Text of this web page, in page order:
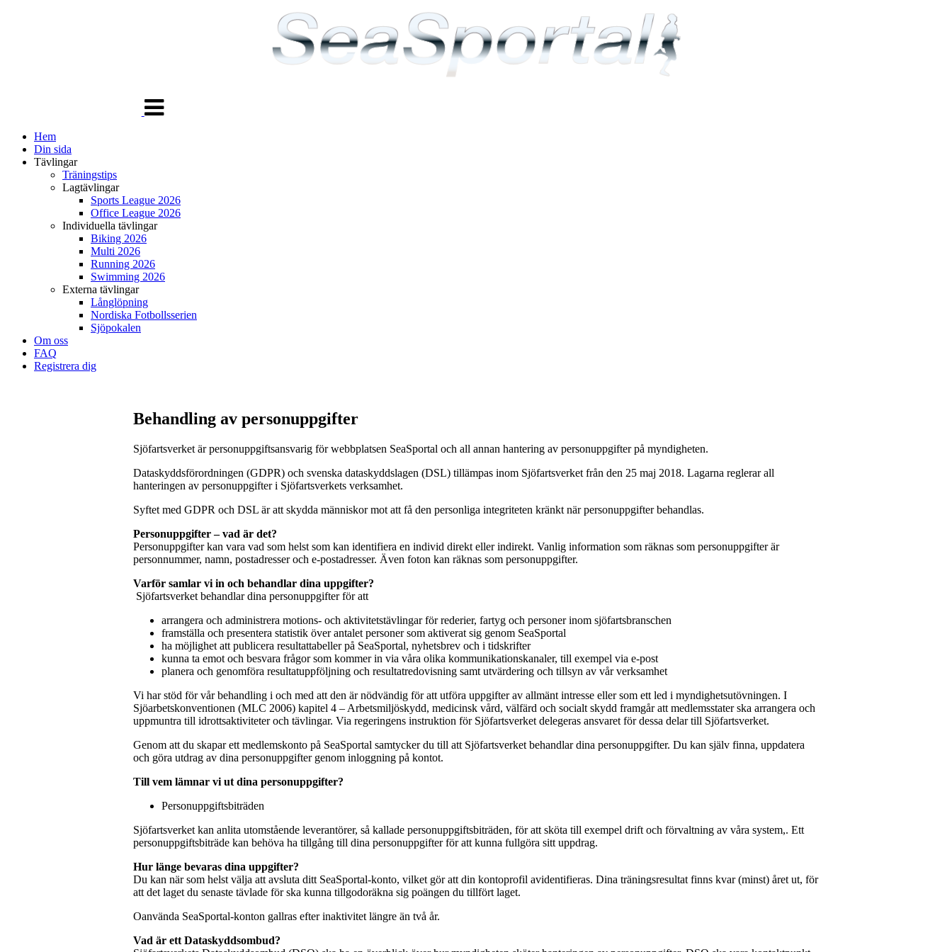
navigering
Hem
Din sida
Tävlingar
Träningstips
Lagtävlingar
Sports League 2026
Office League 2026
Individuella tävlingar
Biking 2026
Multi 2026
Running 2026
Swimming 2026
Externa tävlingar
Långlöpning
Nordiska Fotbollsserien
Sjöpokalen
Om oss
FAQ
Registrera dig
Behandling av personuppgifter
Sjöfartsverket är personuppgiftsansvarig för webbplatsen SeaSportal och all annan hantering av personuppgifter på myndigheten.
Dataskyddsförordningen (GDPR) och svenska dataskyddslagen (DSL) tillämpas inom Sjöfartsverket från den 25 maj 2018. Lagarna reglerar all
hanteringen av personuppgifter i Sjöfartsverkets verksamhet.
Syftet med GDPR och DSL är att skydda människor mot att få den personliga integriteten kränkt när personuppgifter behandlas.
Personuppgifter – vad är det?
Personuppgifter kan vara vad som helst som kan identifiera en individ direkt eller indirekt. Vanlig information som räknas som personuppgifter är
personnummer, namn, postadresser och e-postadresser. Även foton kan räknas som personuppgifter.
Varför samlar vi in och behandlar dina uppgifter?
Sjöfartsverket behandlar dina personuppgifter för att
arrangera och administrera motions- och aktivitetstävlingar för rederier, fartyg och personer inom sjöfartsbranschen
framställa och presentera statistik över antalet personer som aktiverat sig genom SeaSportal
ha möjlighet att publicera resultattabeller på SeaSportal, nyhetsbrev och i tidskrifter
kunna ta emot och besvara frågor som kommer in via våra olika kommunikationskanaler, till exempel via e-post
planera och genomföra resultatuppföljning och resultatredovisning samt utvärdering och tillsyn av vår verksamhet
Vi har stöd för vår behandling i och med att den är nödvändig för att utföra uppgifter av allmänt intresse eller som ett led i myndighetsutövningen. I
Sjöarbetskonventionen (MLC 2006) kapitel 4 – Arbetsmiljöskydd, medicinsk vård, välfärd och socialt skydd framgår att medlemsstater ska arrangera och
uppmuntra till idrottsaktiviteter och tävlingar. Via regeringens instruktion för Sjöfartsverket delegeras ansvaret för dessa delar till Sjöfartsverket.
Genom att du skapar ett medlemskonto på SeaSportal samtycker du till att Sjöfartsverket behandlar dina personuppgifter. Du kan själv finna, uppdatera
och göra utdrag av dina personuppgifter genom inloggning på kontot.
Till vem lämnar vi ut dina personuppgifter?
Personuppgiftsbiträden
Sjöfartsverket kan anlita utomstående leverantörer, så kallade personuppgiftsbiträden, för att sköta till exempel drift och förvaltning av våra system,. Ett
personuppgiftsbiträde kan behöva ha tillgång till dina personuppgifter för att kunna fullgöra sitt uppdrag.
Hur länge bevaras dina uppgifter?
Du kan när som helst välja att avsluta ditt SeaSportal-konto, vilket gör att din kontoprofil avidentifieras. Dina träningsresultat finns kvar (minst) året ut, för
att det laget du senaste tävlade för ska kunna tillgodoräkna sig poängen du tillfört laget.
Oanvända SeaSportal-konton gallras efter inaktivitet längre än två år.
Vad är ett Dataskyddsombud?